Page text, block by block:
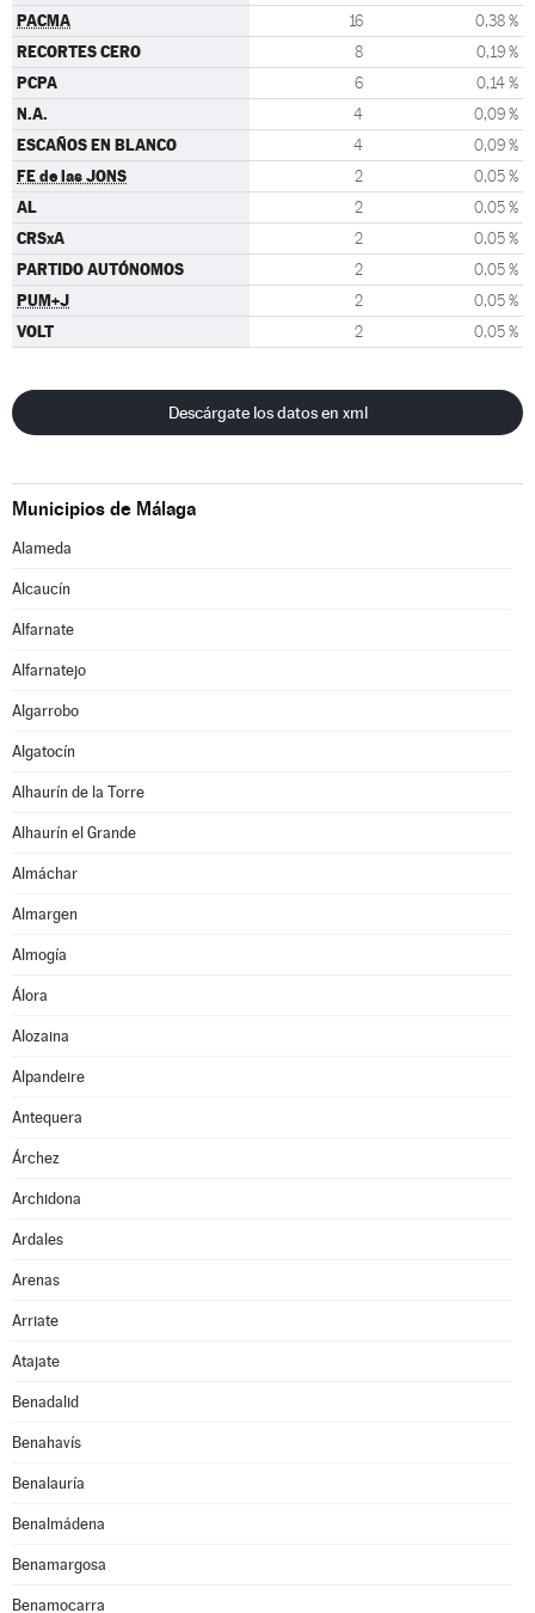
PACMA 16 0,38 %
RECORTES CERO 8 0,19 %
PCPA 6 0,14 %
N.A. 4 0,09 %
ESCAÑOS EN BLANCO 4 0,09 %
FE de las JONS 2 0,05 %
AL 2 0,05 %
CRSxA 2 0,05 %
PARTIDO AUTÓNOMOS 2 0,05 %
PUM+J 2 0,05 %
VOLT 2 0,05 %
Descárgate los datos en xml
Municipios de Málaga
Alameda
Alcaucín
Alfarnate
Alfarnatejo
Algarrobo
Algatocín
Alhaurín de la Torre
Alhaurín el Grande
Almáchar
Almargen
Almogía
Álora
Alozaina
Alpandeire
Antequera
Árchez
Archidona
Ardales
Arenas
Arriate
Atajate
Benadalid
Benahavís
Benalauría
Benalmádena
Benamargosa
Benamocarra